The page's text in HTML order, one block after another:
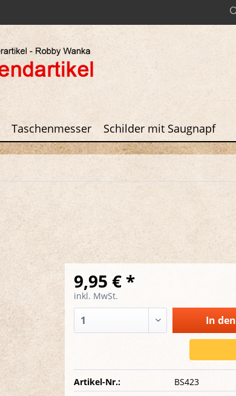
Taschenmesser Schilder mit Saugnapf
9,95 € *
inkl. MwSt.
In den
Artikel-Nr.: BS423